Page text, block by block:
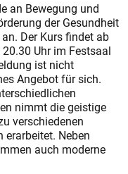
an Bewegung und
der Gesundheit
Der Kurs findet ab
Uhr im Festsaal
ist nicht
Angebot für sich.
nimmt die geis­tige
verschiedenen
Neben
auch moderne